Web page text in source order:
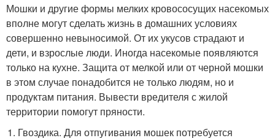
Мошки и другие формы мелких кровососущих насекомых
вполне могут сделать жизнь в домашних условиях
совершенно невыносимой. От их укусов страдают и
дети, и взрослые люди. Иногда насекомые появляются
только на кухне. Защита от мелкой или от черной мошки
в этом случае понадобится не только людям, но и
продуктам питания. Вывести вредителя с жилой
территории помогут пряности.
Гвоздика. Для отпугивания мошек потребуется